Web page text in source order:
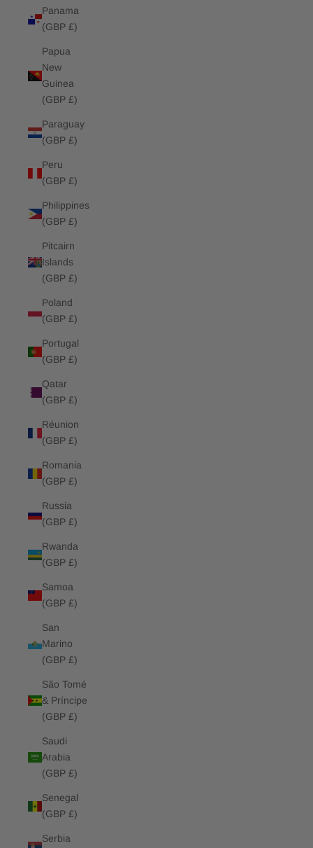
Panama
(GBP £)
Papua
New
Guinea
(GBP £)
Paraguay
(GBP £)
Peru
(GBP £)
Philippines
(GBP £)
Pitcairn
Islands
(GBP £)
Poland
(GBP £)
Portugal
(GBP £)
Qatar
(GBP £)
Réunion
(GBP £)
Romania
(GBP £)
Russia
(GBP £)
Rwanda
(GBP £)
Samoa
(GBP £)
San
Marino
(GBP £)
São Tomé
& Príncipe
(GBP £)
Saudi
Arabia
(GBP £)
Senegal
(GBP £)
Serbia